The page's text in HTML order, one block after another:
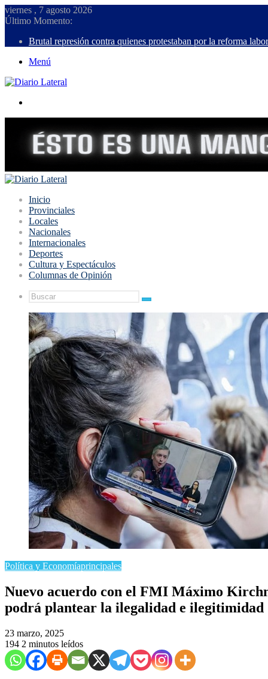
viernes , 7 agosto 2026
Último Momento:
Brutal represión contra quienes protestaban por la reforma
Menú
Inicio
Provinciales
Locales
Nacionales
Internacionales
Deportes
Cultura y Espectáculos
Columnas de Opinión
Buscar
Política y Economíaprincipales
Nuevo acuerdo con el FMI Máximo
podrá plantear la ilegalidad e ilegitimidad
23 marzo, 2025
194 2 minutos leídos